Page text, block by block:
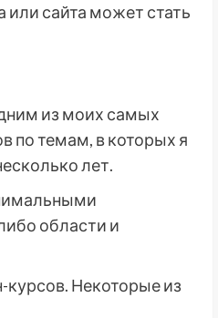
или сайта может стать
из моих самых
по темам, в которых я
лет.
области и
Некоторые из